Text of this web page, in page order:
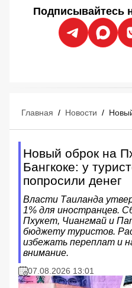
Подписывайтесь
Главная / Новости /
Новый оброк на
Бангкоке: у
попросили денег
Власти Таиланда
1% для иностранцев.
Пхукет, Чиангмай и
бюджету туристов.
избежать переплат и
внимание.
07.08.2026 13:01